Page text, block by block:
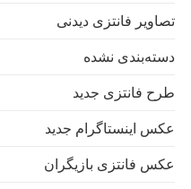
تصاویر فانتزی دیدنی
دسته‌بندی نشده
طرح فانتزی جدید
عکس اینستاگرام جدید
عکس فانتزی بازیگران